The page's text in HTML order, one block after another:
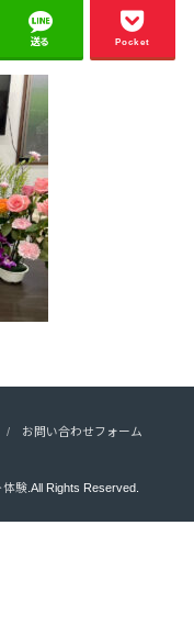
送る Pocket
お問い合わせフォーム
体験 .All Rights Reserved.